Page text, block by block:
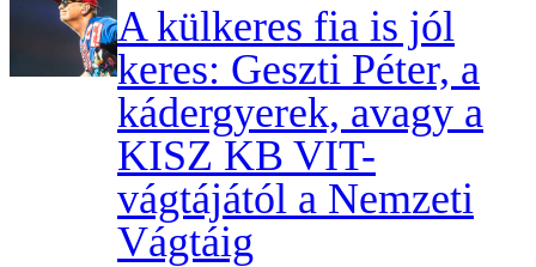
A külkeres fia is jól
keres: Geszti Péter, a
kádergyerek, avagy a
KISZ KB VIT-
vágtájától a Nemzeti
Vágtáig